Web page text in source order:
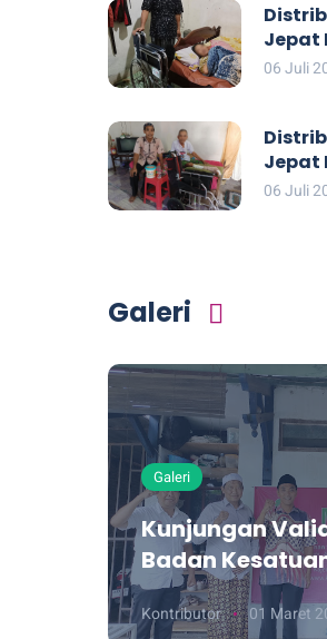
Jepat
06 Juli
Jepat
06 Juli
Galeri
Galeri
Kunjungan
Badan
Politik
Kabupaten Pati
Kontributor 01 Maret